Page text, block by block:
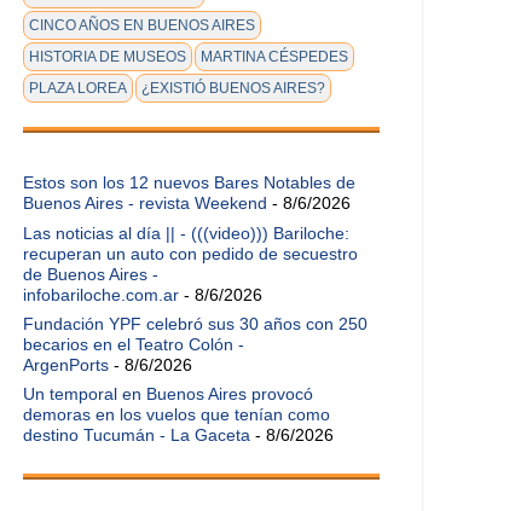
CINCO AÑOS EN BUENOS AIRES
HISTORIA DE MUSEOS
MARTINA CÉSPEDES
PLAZA LOREA
¿EXISTIÓ BUENOS AIRES?
Estos son los 12 nuevos Bares Notables de
Buenos Aires - revista Weekend - 8/6/2026
Las noticias al día || - (((video))) Bariloche:
recuperan un auto con pedido de secuestro
de Buenos Aires -
infobariloche.com.ar - 8/6/2026
Fundación YPF celebró sus 30 años con 250
becarios en el Teatro Colón -
ArgenPorts - 8/6/2026
Un temporal en Buenos Aires provocó
demoras en los vuelos que tenían como
destino Tucumán - La Gaceta - 8/6/2026